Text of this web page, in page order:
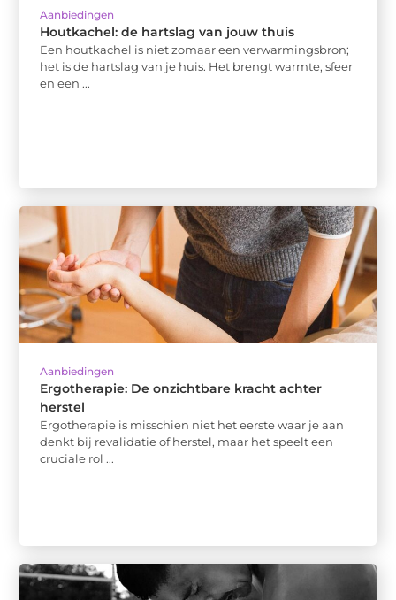
Aanbiedingen
Houtkachel: de hartslag van jouw thuis
Een houtkachel is niet zomaar een verwarmingsbron;
het is de hartslag van je huis. Het brengt warmte, sfeer
en een ...
Aanbiedingen
Ergotherapie: De onzichtbare kracht achter
herstel
Ergotherapie is misschien niet het eerste waar je aan
denkt bij revalidatie of herstel, maar het speelt een
cruciale rol ...